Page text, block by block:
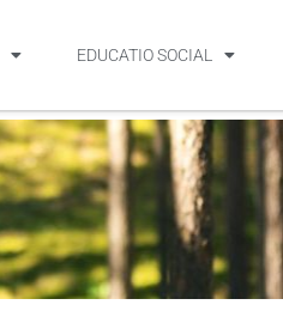
EDUCATIO SOCIAL